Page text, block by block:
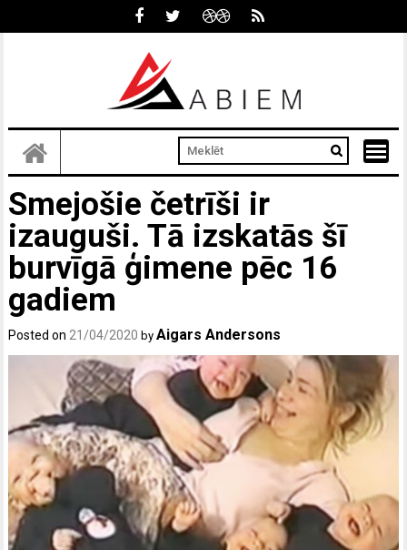
Smejošie četrīši ir
izauguši. Tā izskatās šī
burvīgā ģimene pēc 16
gadiem
Posted on21/04/2020 byAigars Andersons